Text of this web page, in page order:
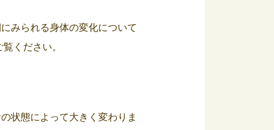
みられる身体の変化について
ください。
状態によって大きく変わりま